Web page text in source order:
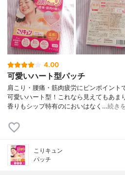
4.00
可愛いハート型パッチ
肩こり・腰痛・筋肉疲労にピンポイント
可愛いハート型！これなら見えてもあま
香りもシップ特有のにおいはなく…続き
こりキュン
パッチ